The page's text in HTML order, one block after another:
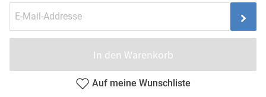
In den Warenkorb
Auf meine Wunschliste